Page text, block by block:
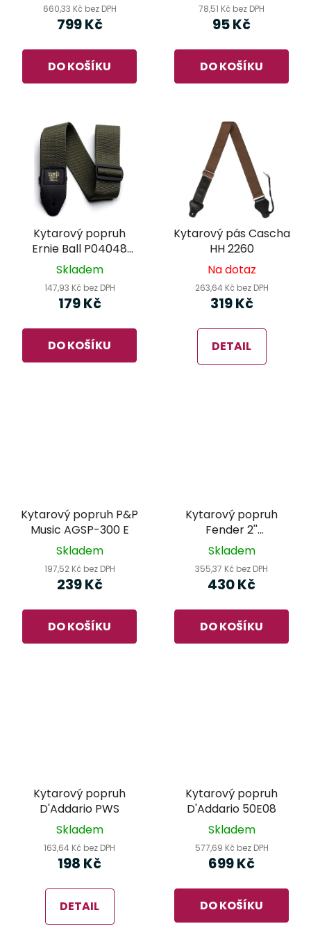
660,33 Kč bez DPH
799 Kč
DO KOŠÍKU
78,51 Kč bez DPH
95 Kč
DO KOŠÍKU
Kytarový popruh
Ernie Ball P04048
Olive Polypro
Skladem
147,93 Kč bez DPH
179 Kč
DO KOŠÍKU
Kytarový pás Cascha
HH 2260
Na dotaz
263,64 Kč bez DPH
319 Kč
DETAIL
Kytarový popruh P&P
Music AGSP-300 E
Skladem
197,52 Kč bez DPH
239 Kč
DO KOŠÍKU
Kytarový popruh
Fender 2''
Monogrammed Strap
Skladem
355,37 Kč bez DPH
430 Kč
DO KOŠÍKU
Kytarový popruh
D'Addario PWS
Skladem
163,64 Kč bez DPH
198 Kč
DETAIL
Kytarový popruh
D'Addario 50E08
Skladem
577,69 Kč bez DPH
699 Kč
DO KOŠÍKU